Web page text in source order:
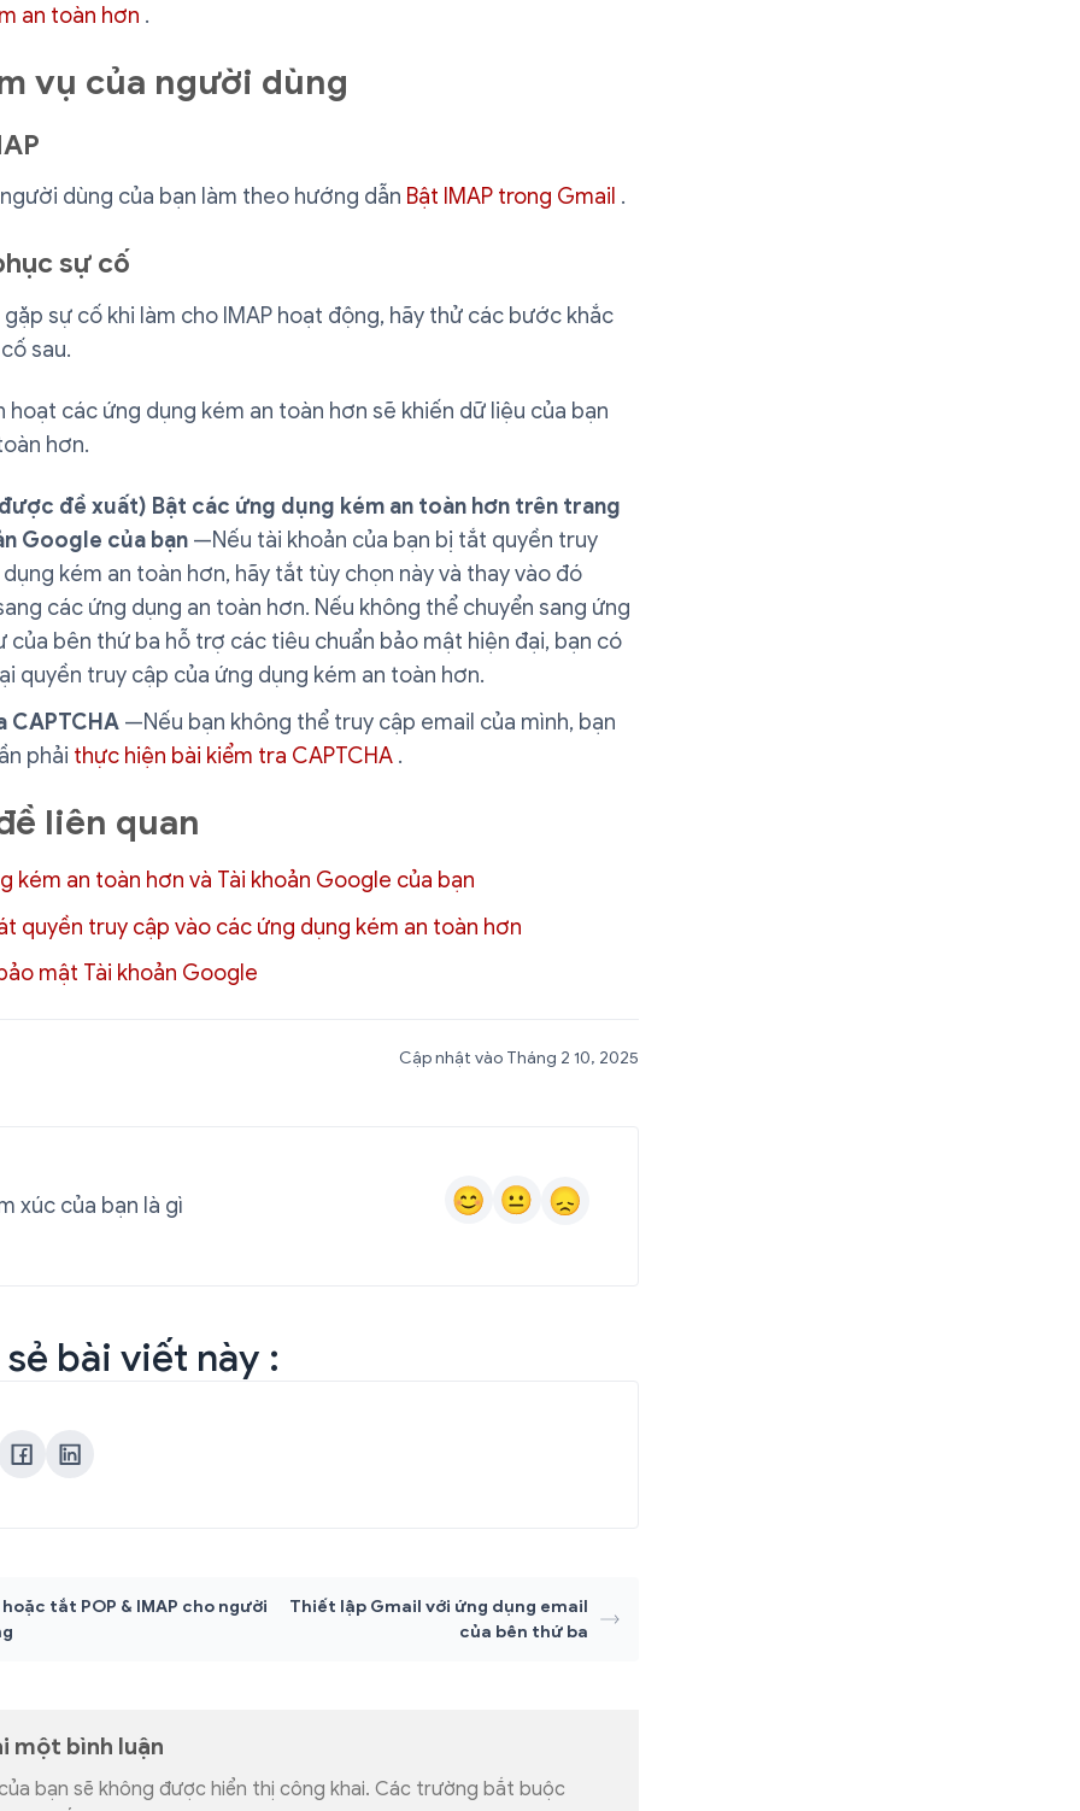
an toàn hơn .
vụ của người dùng
dùng của bạn làm theo hướng dẫn Bật IMAP trong Gmail .
sự cố
gặp sự cố khi làm cho IMAP hoạt động, hãy thử các bước khắc
sau.
hoạt các ứng dụng kém an toàn hơn sẽ khiến dữ liệu của bạn
hơn.
đề xuất) Bật các ứng dụng kém an toàn hơn trên trang
Google của bạn—Nếu tài khoản của bạn bị tắt quyền truy
kém an toàn hơn, hãy tắt tùy chọn này và thay vào đó
các ứng dụng an toàn hơn. Nếu không thể chuyển sang ứng
của bên thứ ba hỗ trợ các tiêu chuẩn bảo mật hiện đại, bạn có
quyền truy cập của ứng dụng kém an toàn hơn.
CAPTCHA—Nếu bạn không thể truy cập email của mình, bạn
phải thực hiện bài kiểm tra CAPTCHA.
liên quan
kém an toàn hơn và Tài khoản Google của bạn
quyền truy cập vào các ứng dụng kém an toàn hơn
mật Tài khoản Google
Cập nhật vào Tháng 2 10, 2025
xúc của bạn là gì
bài viết này :
tắt POP & IMAP cho người
Thiết lập Gmail với ứng dụng email
của bên thứ ba
một bình luận
bạn sẽ không được hiển thị công khai. Các trường bắt buộc